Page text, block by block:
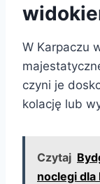
W Karpaczu
czyni je
kolację lub
Czytaj
noclegi